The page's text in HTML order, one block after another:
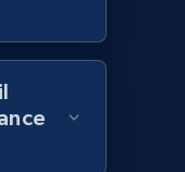
count, and